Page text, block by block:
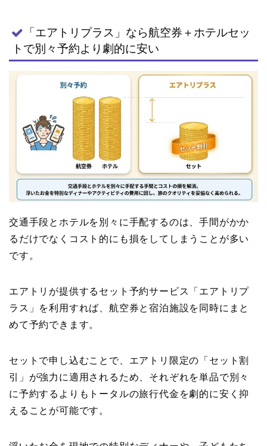
「エアトリプラス」なら航空券＋ホテルセッ
トで別々予約より劇的に安い
交通手段とホテルを別々に手配するのは、手間がかか
るだけでなくコスト的にも損をしてしまうことが多い
です。
エアトリが提供するセット予約サービス「エアトリプ
ラス」を利用すれば、航空券と宿泊施設を同時にまと
めて予約できます。
セットで申し込むことで、エアトリ限定の「セット割
引」が強力に適用されるため、それぞれを単品で別々
に予約するよりもトータルの旅行代金を劇的に安く抑
えることが可能です。